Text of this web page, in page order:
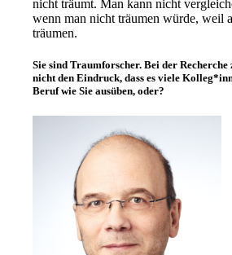
nicht träumt. Man kann nicht
wenn man nicht träumen würde, weil
träumen.
Sie sind Traumforscher. Bei der
nicht den Eindruck, dass es viele
Beruf wie Sie ausüben, oder?